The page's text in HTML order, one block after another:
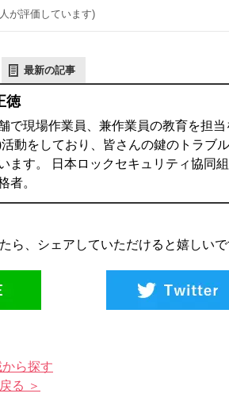
が評価しています)
最新の記事
徳
で現場作業員、兼作業員の教育を担
動をしており、皆さんの鍵のトラブ
ます。 日本ロックセキュリティ協同
者。
ら、シェアしていただけると嬉しいで
ら探す
る ＞